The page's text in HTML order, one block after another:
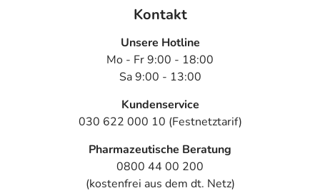
Kontakt
Unsere Hotline
Mo - Fr 9:00 - 18:00
Sa 9:00 - 13:00
Kundenservice
030 622 000 10 (Festnetztarif)
Pharmazeutische Beratung
0800 44 00 200
(kostenfrei aus dem dt. Netz)